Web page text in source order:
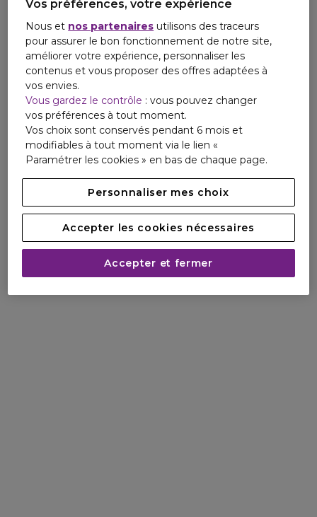
Vos préférences, votre expérience
Nous et nos partenaires utilisons des traceurs
pour assurer le bon fonctionnement de notre site,
améliorer votre expérience, personnaliser les
contenus et vous proposer des offres adaptées à
vos envies.
Vous gardez le contrôle : vous pouvez changer
vos préférences à tout moment.
Vos choix sont conservés pendant 6 mois et
modifiables à tout moment via le lien «
Paramétrer les cookies » en bas de chaque page.
Personnaliser mes choix
Accepter les cookies nécessaires
Accepter et fermer